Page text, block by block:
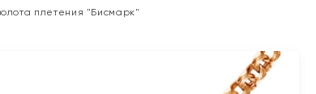
плетения "Бисмарк"